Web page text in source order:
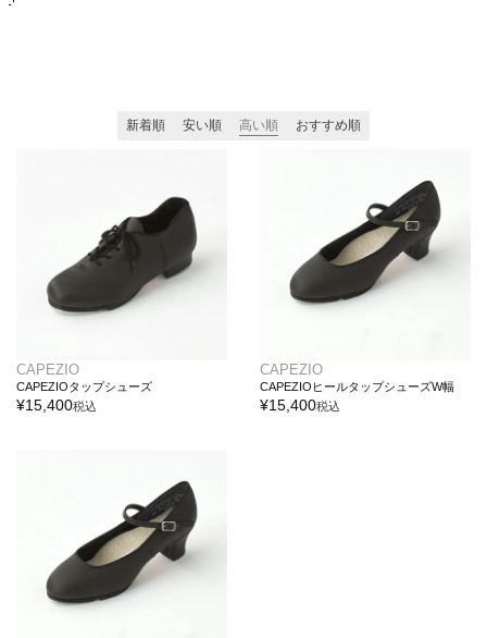
新着順 安い順 高い順 おすすめ順
CAPEZIO
CAPEZIOタップシューズ
¥15,400税込
CAPEZIO
CAPEZIOヒールタップシューズW幅
¥15,400税込